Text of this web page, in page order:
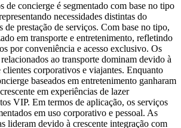
de concierge é segmentado com base no tipo
necessidades distintas do
de prestação de serviços. Com base no tipo,
em transporte e entretenimento, refletindo
por conveniência e acesso exclusivo. Os
ao transporte dominam devido à
clientes corporativos e viajantes. Enquanto
baseados em entretenimento ganharam
em experiências de lazer
VIP. Em termos de aplicação, os serviços
em uso corporativo e pessoal. As
lideram devido à crescente integração com